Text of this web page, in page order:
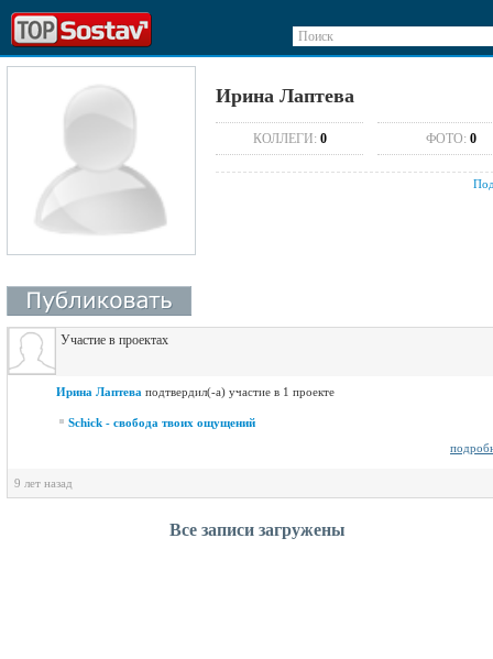
Поиск
Ирина Лаптева
КОЛЛЕГИ: 0 ФОТО: 0
Участие в проектах
Ирина Лаптева подтвердил(-а) участие в 1 проекте
Schick - свобода твоих ощущений
9 лет назад
Все записи загружены